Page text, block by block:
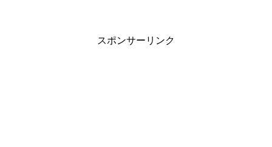
スポンサーリンク